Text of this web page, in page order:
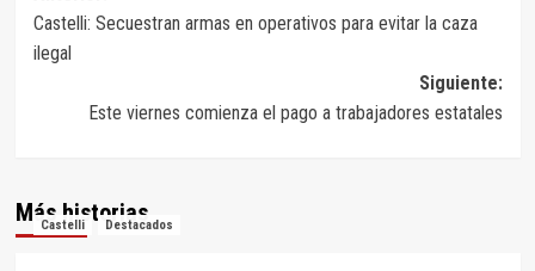
de
entradas
Castelli: Secuestran armas en operativos para evitar la caza
ilegal
Siguiente:
Este viernes comienza el pago a trabajadores estatales
Más historias
Castelli Destacados